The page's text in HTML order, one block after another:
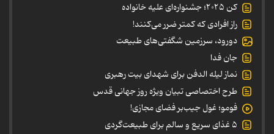
کن ۲۰۲۵؛ جشنواره‌ای علیه خانواده
راز افرادی که کمتر ضرر می‌کنند!
دورود، سرزمین شگفتی‌های طبیعت
جان فدا
نماز لیله الدفن برای شهدای بیت رهبری
طرح اختصاصی تبیان ویژه روز جهانی قدس
فومو؛ غول جیب‌بر فضای مجازی!
۵ غذای سریع و سالم برای طبیعت‌گردی